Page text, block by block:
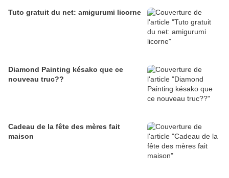
Tuto gratuit du net: amigurumi licorne
Diamond Painting késako que ce
nouveau truc??
Cadeau de la fête des mères fait
maison